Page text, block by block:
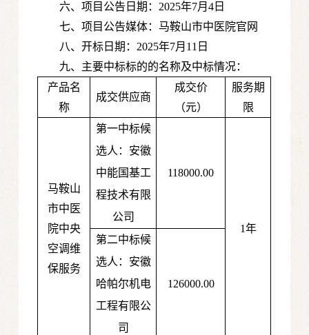
六、项目公告日期：2025年7月4日
七、项目公告媒体：马鞍山市中医院官网
八、开标日期：2025年7月11日
九、主要中标标的的名称及中标情况：
产品名
称
成交供应商
成交价
（元）
服务期
限
马鞍山
市中医
院中央
空调维
保服务
第一中标候
选人：安徽
中能国基工
程技术有限
公司
118000.00
1年
第二中标候
选人：安徽
哈帕尔机电
工程有限公
司
126000.00